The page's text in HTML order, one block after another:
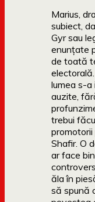
Marius,
subiect,
Gyr sau
enunțate
de toată
lumea s-a
auzite,
trebui
promotorii
Shafir. O
ar face
ăla în
să spună